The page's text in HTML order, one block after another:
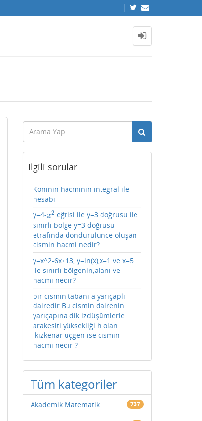
İlgili sorular
Koninin hacminin integral ile
hesabı
y=4-x2
x2 eğrisi ile y=3 doğrusu ile
sınırlı bölge y=3 doğrusu
etrafında döndürülünce oluşan
cismin hacmi nedir?
y=x^2-6x+13, y=ln(x),x=1 ve x=5
ile sınırlı bölgenin;alanı ve
hacmi nedir?
bir cismin tabanı a yariçaplı
dairedir.Bu cismin dairenin
yarıçapına dik izdüşümlerle
arakesiti yüksekliği h olan
ikizkenar üçgen ise cismin
hacmi nedir ?
Tüm kategoriler
Akademik Matematik 737